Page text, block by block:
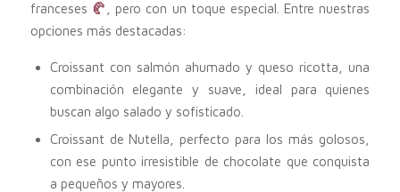
franceses 🥐
, pero con un toque especial. Entre nuestras
opciones más destacadas:
Croissant con salmón ahumado y queso ricotta, una
combinación elegante y suave, ideal para quienes
buscan algo salado y sofisticado.
Croissant de Nutella, perfecto para los más golosos,
con ese punto irresistible de chocolate que conquista
a pequeños y mayores.